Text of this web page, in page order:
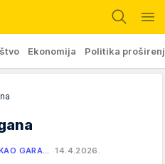
Ekonomija Politika
GARA… 14.4.2026.